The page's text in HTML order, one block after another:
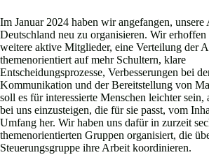
Im Januar 2024 haben wir angefangen,
Deutschland neu zu organisieren. Wir erhoffen
weitere aktive Mitglieder, eine Verteilung der
themenorientiert auf mehr Schultern, klare
Entscheidungsprozesse, Verbesserungen bei
Kommunikation und der Bereitstellung von
soll es für interessierte Menschen leichter sein,
bei uns einzusteigen, die für sie passt, vom
Umfang her. Wir haben uns dafür in zurzeit
themenorientierten Gruppen organisiert, die
Steuerungsgruppe ihre Arbeit koordinieren.